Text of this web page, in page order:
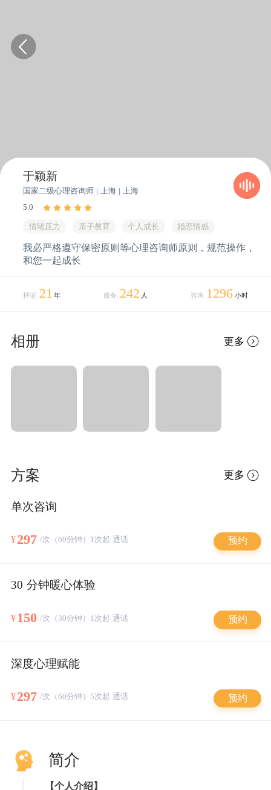
于颖新
国家二级心理咨询师 | 上海 | 上海
5.0
情绪压力 亲子教育 个人成长 婚恋情感
我必严格遵守保密原则等心理咨询师原则，规范操作，
和您一起成长
持证 21 年 服务 242 人 咨询 1296 小时
相册 更多
方案 更多
单次咨询
¥297 /次（60分钟）1次起 通话 预约
30 分钟暖心体验
¥150 /次（30分钟）1次起 通话 预约
深度心理赋能
¥297 /次（60分钟）5次起 通话 预约
简介
【个人介绍】